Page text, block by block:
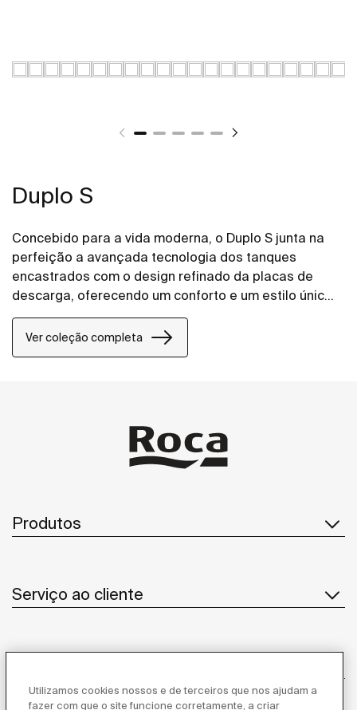
Duplo S
Concebido para a vida moderna, o Duplo S junta na
perfeição a avançada tecnologia dos tanques
encastrados com o design refinado da placas de
descarga, oferecendo um conforto e um estilo únicos
a qualquer projeto de casa de banho.
Ver coleção completa
Produtos
Serviço ao cliente
Utilizamos cookies nossos e de terceiros que nos ajudam a
fazer com que o site funcione corretamente, a criar